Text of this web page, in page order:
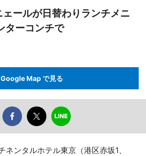
ェールが日替わりランチメニ
ターコンチで
Google Map で見る
ネンタルホテル東京（港区赤坂1、